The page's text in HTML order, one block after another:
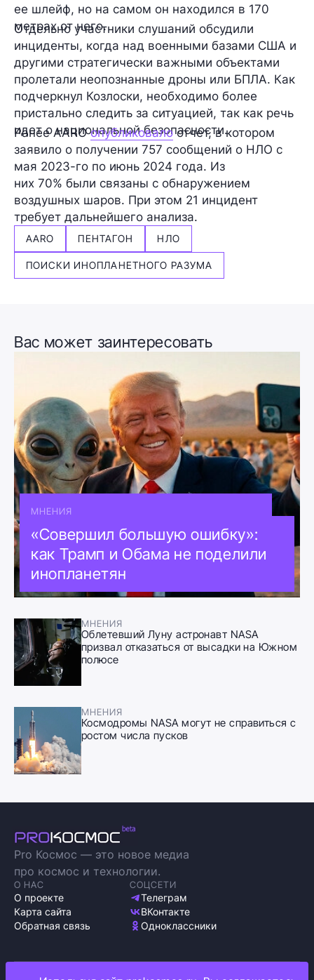
ее шлейф, но на самом он находился в 170
метрах от него.
Отдельно участники слушаний обсудили
инциденты, когда над военными базами США и
другими стратегически важными объектами
пролетали неопознанные дроны или БПЛА. Как
подчеркнул Козлоски, необходимо более
пристально следить за ситуацией, так как речь
идет о национальной безопасности.
Ранее AAROопубликовалоотчет, в котором
заявило о получении 757 сообщений о НЛО с
мая 2023-го по июнь 2024 года. Из
них 70% были связаны с обнаружением
воздушных шаров. При этом 21 инцидент
требует дальнейшего анализа.
AARO ПЕНТАГОН НЛО
ПОИСКИ ИНОПЛАНЕТНОГО РАЗУМА
Вас может заинтересовать
МНЕНИЯ
«Совершил большую ошибку»:
как Трамп и Обама не поделили
инопланетян
МНЕНИЯ
Облетевший Луну астронавт NASA
призвал отказаться от высадки на Южном
полюсе
МНЕНИЯ
Космодромы NASA могут не справиться с
ростом числа пусков
Pro Космос — это новое медиа
про космос и технологии.
О НАС
О проекте
Карта сайта
Обратная связь
СОЦСЕТИ
Телеграм
ВКонтакте
Одноклассники